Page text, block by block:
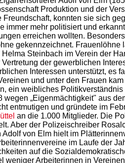
Produktion und der
Freundschaft, konnten sie sich
immer mehr politisiert und
erreichen wollten.
gekennzeichnet. Frauenlöhne
Steinbach im Verein der
der gewerblichen
Interessen unterstützt, es
und unter den Frauen
ein weibliches
wegen „Eigenmächtigkeit" aus
entmutigen und gründete im
an die 1.000 Mitglieder. Die
Aber der Polizeischreiber
Adolf von Elm hielt im
im Laufe der
auf die
weniger Arbeiterinnen in